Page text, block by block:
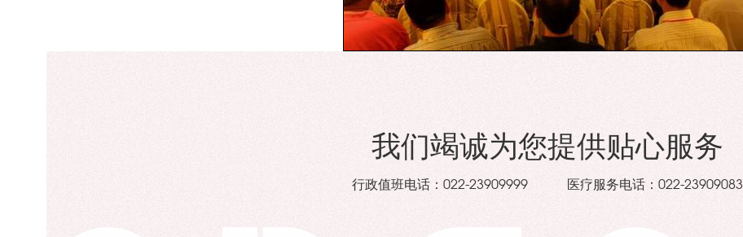
我们竭诚为您提供贴心服务
行政值班电话： 022-23909999 医疗服务电话： 022-23909083